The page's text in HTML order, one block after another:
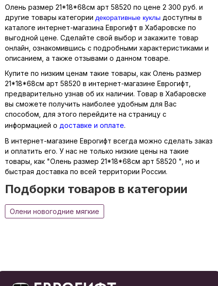
Олень размер 21*18*68см арт 58520 по цене 2 300 руб. и
другие товары категории декоративные куклы доступны в
каталоге интернет-магазина Еврогифт в Хабаровске по
выгодной цене. Сделайте свой выбор и закажите товар
онлайн, ознакомившись с подробными характеристиками и
описанием, а также отзывами о данном товаре.
Купите по низким ценам такие товары, как Олень размер
21*18*68см арт 58520 в интернет-магазине Еврогифт,
предварительно узнав об их наличии. Товар в Хабаровске
вы сможете получить наиболее удобным для Вас
способом, для этого перейдите на страницу с
информацией о доставке и оплате.
В интернет-магазине Еврогифт всегда можно сделать заказ
и оплатить его. У нас не только низкие цены на такие
товары, как "Олень размер 21*18*68см арт 58520 ", но и
быстрая доставка по всей территории России.
Подборки товаров в категории
Олени новогодние мягкие